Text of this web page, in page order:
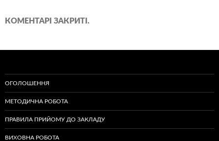
КОМЕНТАРІ ЗАКРИТІ.
ОГОЛОШЕННЯ
МЕТОДИЧНА РОБОТА
ПРАВИЛА ПРИЙОМУ ДО ЗАКЛАДУ
ВИХОВНА РОБОТА